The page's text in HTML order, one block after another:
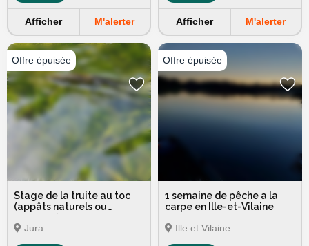
Afficher M'alerter Afficher M'alerter
Stage de la truite au toc
(appâts naturels ou
nymphes)
Jura
1 semaine de pêche a la
carpe en Ille-et-Vilaine
Ille et Vilaine